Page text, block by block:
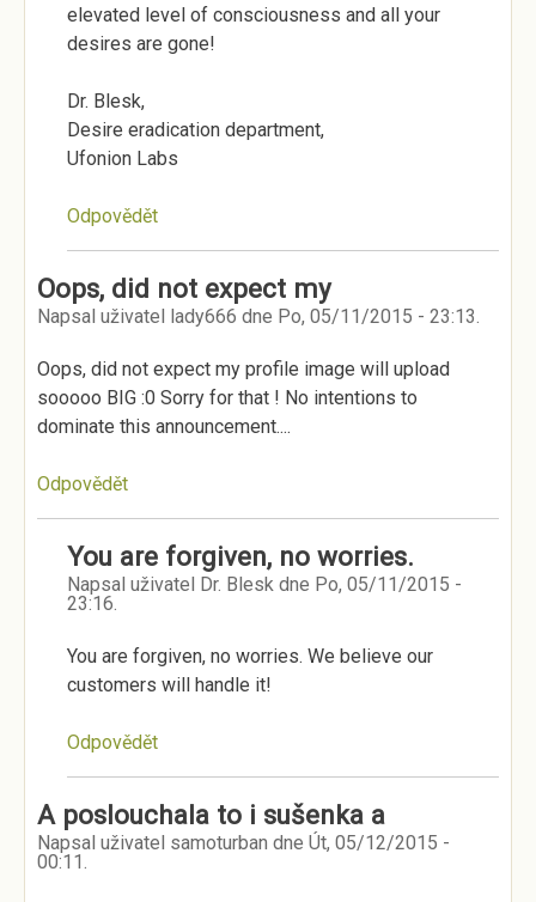
elevated level of consciousness and all your
desires are gone!
Dr. Blesk,
Desire eradication department,
Ufonion Labs
Odpovědět
Oops, did not expect my
Napsal uživatel lady666 dne Po, 05/11/2015 - 23:13.
Oops, did not expect my profile image will upload
sooooo BIG :0 Sorry for that ! No intentions to
dominate this announcement....
Odpovědět
You are forgiven, no worries.
Napsal uživatel Dr. Blesk dne Po, 05/11/2015 -
23:16.
You are forgiven, no worries. We believe our
customers will handle it!
Odpovědět
A poslouchala to i sušenka a
Napsal uživatel samoturban dne Út, 05/12/2015 -
00:11.